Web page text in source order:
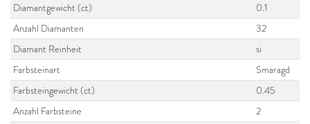
Diamantgewicht (ct)
0.1
Anzahl Diamanten
32
Diamant Reinheit
si
Farbsteinart
Smaragd
Farbsteingewicht (ct)
0.45
Anzahl Farbsteine
2